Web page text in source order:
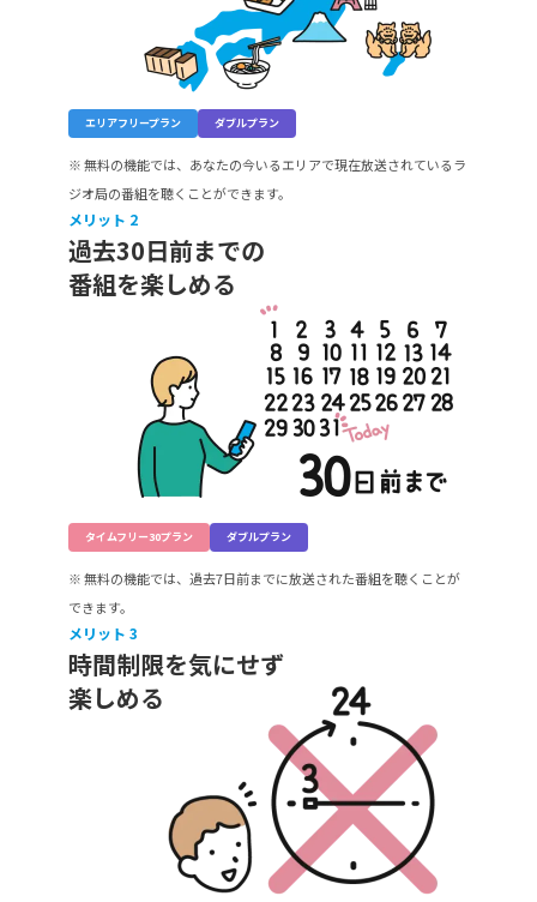
エリアフリープラン ダブルプラン
※ 無料の機能では、あなたの今いるエリアで現在放送されているラ
ジオ局の番組を聴くことができます。
メリット 2
過去30日前までの
番組を楽しめる
タイムフリー30プラン ダブルプラン
※ 無料の機能では、過去7日前までに放送された番組を聴くことが
できます。
メリット 3
時間制限を気にせず
楽しめる